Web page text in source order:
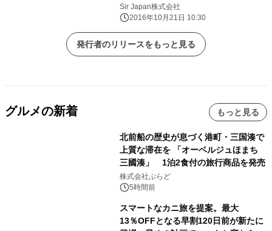
業大正3年、花島精肉本店直営「牛
や 榮太郎」～
Sir Japan株式会社
2016年10月21日 10:30
発行者のリリースをもっと見る
グルメの新着 もっと見る
北前船の歴史が息づく港町・三国湊で
上質な滞在を 「オーベルジュほまち
三國湊」 1泊2食付の旅行商品を発売
株式会社ぷらど
5時間前
スマートなカニ旅を提案。最大
13％OFFとなる早割120日前が新たに